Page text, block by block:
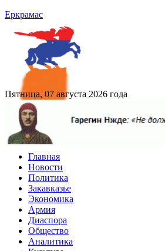
Еркрамас
Пятница, 07 августа 2026 года
Главная
Новости
Политика
Закавказье
Экономика
Армия
Диаспора
Общество
Аналитика